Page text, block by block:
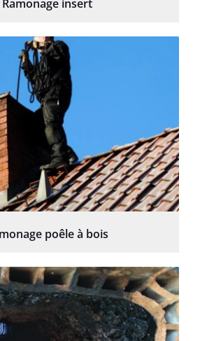
Ramonage insert
poêle à bois